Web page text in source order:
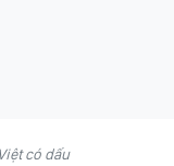
có dấu